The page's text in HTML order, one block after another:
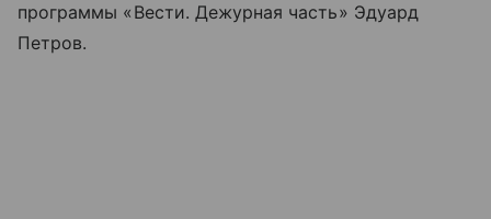
программы «Вести. Дежурная часть» Эдуард
Петров.